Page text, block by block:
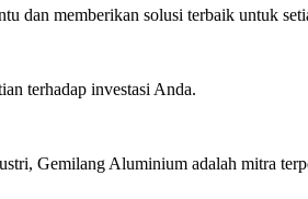
dan memberikan solusi terbaik untuk
terhadap investasi Anda.
Gemilang Aluminium adalah mitra